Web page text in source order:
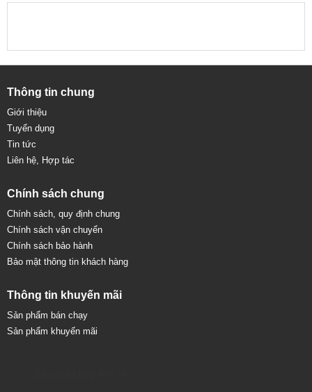
Thông tin chung
Giới thiệu
Tuyển dụng
Tin tức
Liên hệ, Hợp tác
Chính sách chung
Chính sách, quy định chung
Chính sách vận chuyển
Chính sách bảo hành
Bảo mật thông tin khách hàng
Thông tin khuyến mãi
Sản phẩm bán chạy
Sản phẩm khuyến mãi